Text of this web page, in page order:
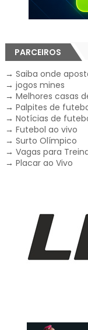
PARCEIROS
→ Saiba onde
→ jogos mines
→ Melhores casas
→ Palpites de
→ Notícias de
→ Futebol ao vivo
→ Surto Olímpico
→ Vagas para
→ Placar ao Vivo